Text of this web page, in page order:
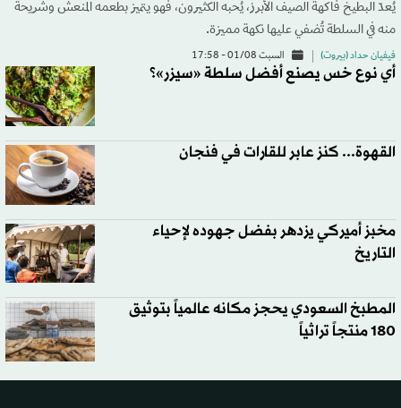
يُعدّ البطيخ فاكهة الصيف الأبرز، يُحبه الكثيرون، فهو يتميز بطعمه المنعش وشريحة
منه في السلطة تُضفي عليها نكهة مميزة.
فيفيان حداد (بيروت) السبت 01/08 - 17:58
أي نوع خس يصنع أفضل سلطة «سيزر»؟
القهوة... كنز عابر للقارات في فنجان
مخبز أميركي يزدهر بفضل جهوده لإحياء
التاريخ
المطبخ السعودي يحجز مكانه عالمياً بتوثيق
180 منتجاً تراثياً